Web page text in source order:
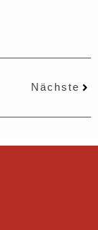
Nächste